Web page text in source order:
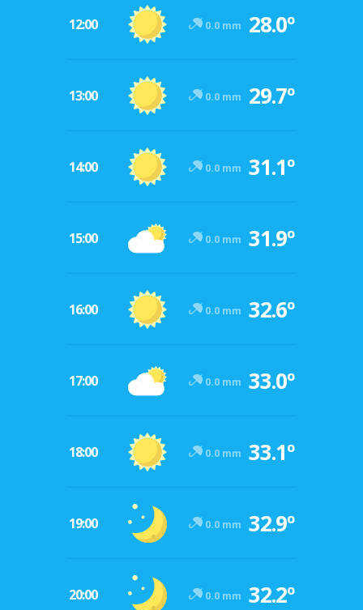
12:00 0.0 mm 28.0º
13:00 0.0 mm 29.7º
14:00 0.0 mm 31.1º
15:00 0.0 mm 31.9º
16:00 0.0 mm 32.6º
17:00 0.0 mm 33.0º
18:00 0.0 mm 33.1º
19:00 0.0 mm 32.9º
20:00 0.0 mm 32.2º